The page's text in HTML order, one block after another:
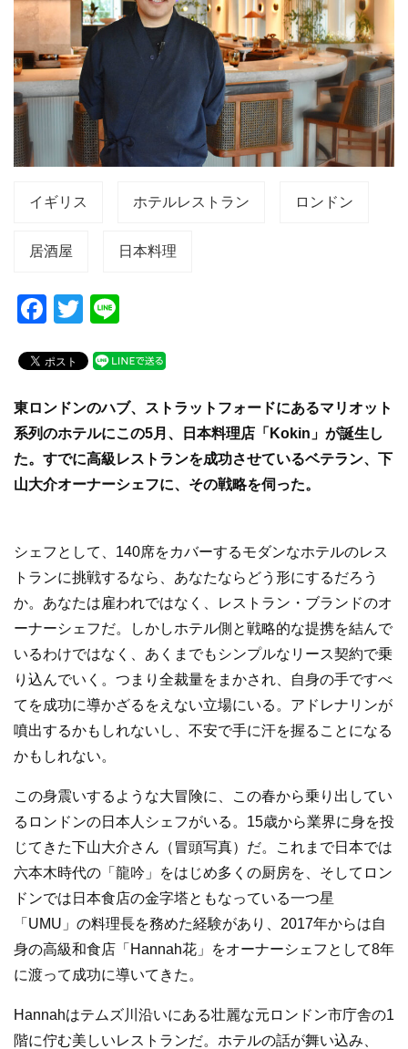
イギリス ホテルレストラン ロンドン
居酒屋 日本料理
F
c
e
b
o
o
T
tt
er
e
東ロンドンのハブ、ストラットフォードにあるマリオット
系列のホテルにこの5月、日本料理店「Kokin」が誕生し
た。すでに高級レストランを成功させているベテラン、下
山大介オーナーシェフに、その戦略を伺った。
シェフとして、140席をカバーするモダンなホテルのレス
トランに挑戦するなら、あなたならどう形にするだろう
か。あなたは雇われではなく、レストラン・ブランドのオ
ーナーシェフだ。しかしホテル側と戦略的な提携を結んで
いるわけではなく、あくまでもシンプルなリース契約で乗
り込んでいく。つまり全裁量をまかされ、自身の手ですべ
てを成功に導かざるをえない立場にいる。アドレナリンが
噴出するかもしれないし、不安で手に汗を握ることになる
かもしれない。
この身震いするような大冒険に、この春から乗り出してい
るロンドンの日本人シェフがいる。15歳から業界に身を投
じてきた下山大介さん（冒頭写真）だ。これまで日本では
六本木時代の「龍吟」をはじめ多くの厨房を、そしてロン
ドンでは日本食店の金字塔ともなっている一つ星
「UMU」の料理長を務めた経験があり、2017年からは自
身の高級和食店「Hannah花」をオーナーシェフとして8年
に渡って成功に導いてきた。
Hannahはテムズ川沿いにある壮麗な元ロンドン市庁舎の1
階に佇む美しいレストランだ。ホテルの話が舞い込み、